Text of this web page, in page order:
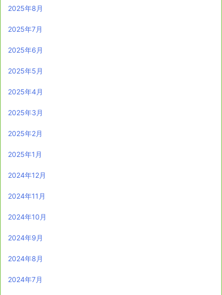
2025年8月
2025年7月
2025年6月
2025年5月
2025年4月
2025年3月
2025年2月
2025年1月
2024年12月
2024年11月
2024年10月
2024年9月
2024年8月
2024年7月